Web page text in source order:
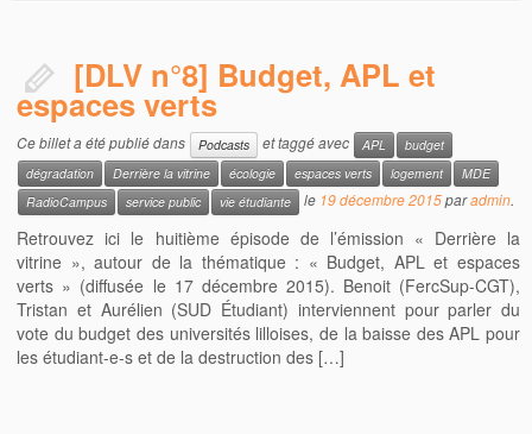
[DLV n°8] Budget, APL et
espaces verts
Ce billet a été publié dans Podcasts et taggé avec APL
budget
dégradation
Derrière la vitrine écologie espaces verts logement
MDE
RadioCampus
service public vie étudiante le 19 décembre 2015paradmin.
Retrouvez ici le huitième épisode de l’émission « Derrière la
vitrine », autour de la thématique : « Budget, APL et espaces
verts » (diffusée le 17 décembre 2015). Benoit (FercSup-CGT),
Tristan et Aurélien (SUD Étudiant) interviennent pour parler du
vote du budget des universités lilloises, de la baisse des APL pour
les étudiant-e-s et de la destruction des […]